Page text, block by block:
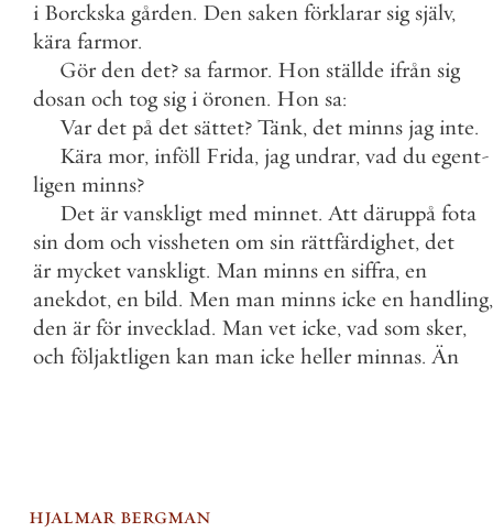
i Borckska gården. Den saken förklarar sig själv,
kära farmor.
Gör den det? sa farmor. Hon ställde ifrån sig
dosan och tog sig i öronen. Hon sa:
Var det på det sättet? Tänk, det minns jag inte.
Kära mor, inföll Frida, jag undrar, vad du egent-
ligen minns?
Det är vanskligt med minnet. Att däruppå fota
sin dom och vissheten om sin rättfärdighet, det
är mycket vanskligt. Man minns en siffra, en
anekdot, en bild. Men man minns icke en handling,
den är för invecklad. Man vet icke, vad som sker,
och följaktligen kan man icke heller minnas. Än
hjalmar bergman